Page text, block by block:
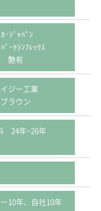
･ｼﾞｬﾊﾟﾝ
ﾟｰｾﾗﾝﾌﾚｯｸｽ
艶有
ジー工業
ラウン
24年~26年
10年、自社10年